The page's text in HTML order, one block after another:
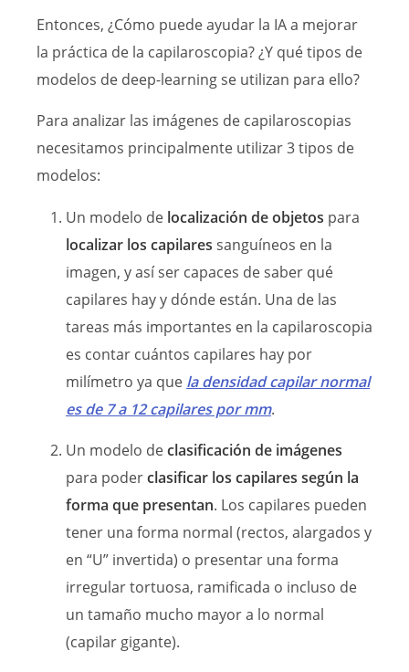
Entonces, ¿Cómo puede ayudar la IA a mejorar
la práctica de la capilaroscopia? ¿Y qué tipos de
modelos de deep-learning se utilizan para ello?
Para analizar las imágenes de capilaroscopias
necesitamos principalmente utilizar 3 tipos de
modelos:
Un modelo de localización de objetos para
localizar los capilares sanguíneos en la
imagen, y así ser capaces de saber qué
capilares hay y dónde están. Una de las
tareas más importantes en la capilaroscopia
es contar cuántos capilares hay por
milímetro ya que la densidad capilar normal
es de 7 a 12 capilares por mm.
Un modelo declasificación de imágenes
para poderclasificar los capilares según la
forma que presentan. Los capilares pueden
tener una forma normal (rectos, alargados y
en “U” invertida) o presentar una forma
irregular tortuosa, ramificada o incluso de
un tamaño mucho mayor a lo normal
(capilar gigante).